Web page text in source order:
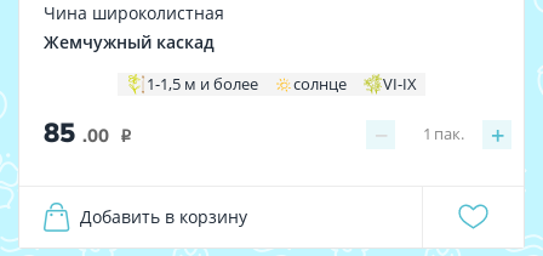
Чина широколистная
Жемчужный каскад
1-1,5 м и более солнце VI-IX
85 .00 i − +
1 пак.
Добавить в корзину